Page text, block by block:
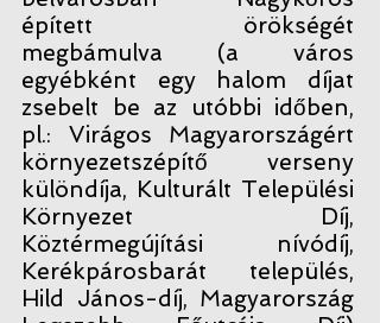
épített örökségét
megbámulva (a város
egyébként egy halom díjat
zsebelt be az utóbbi időben,
pl.: Virágos Magyarországért
környezetszépítő verseny
különdíja, Kulturált Települési
Környezet Díj,
Köztérmegújítási nívódíj,
Kerékpárosbarát település,
Hild János-díj, Magyarország